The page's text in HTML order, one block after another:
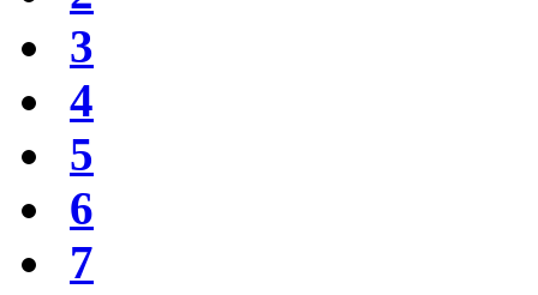
3
4
5
6
7